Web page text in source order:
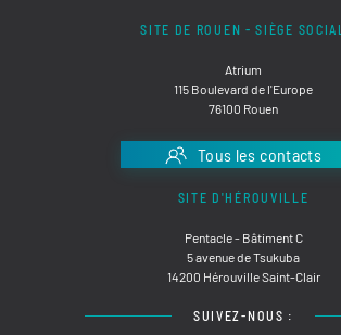
SITE DE ROUEN - SIÈGE SOCIAL
Atrium
115 Boulevard de l'Europe
76100 Rouen
Tous les contacts
SITE D'HÉROUVILLE
Pentacle - Bâtiment C
5 avenue de Tsukuba
14200 Hérouville Saint-Clair
SUIVEZ-NOUS :